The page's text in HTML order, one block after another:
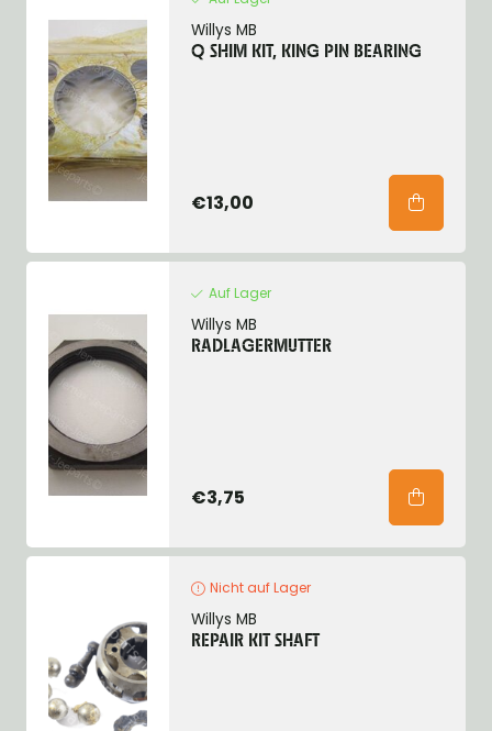
Willys MB
Q SHIM KIT, KING PIN BEARING
€13,00
Auf Lager
Willys MB
RADLAGERMUTTER
€3,75
Nicht auf Lager
Willys MB
REPAIR KIT SHAFT